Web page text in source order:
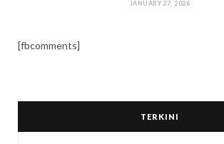
JANUARY 27, 2026
[fbcomments]
TERKINI